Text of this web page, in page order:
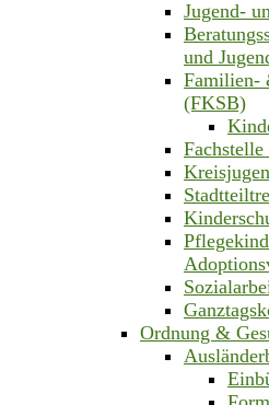
Jugend-
und
Familien-
(FKSB)
Ordnung &